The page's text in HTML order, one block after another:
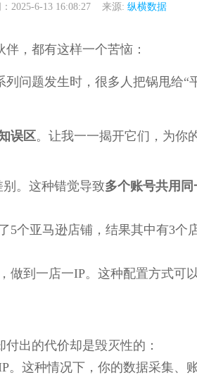
2025-6-13 16:08:27 来源: 纵横数据
伴，都有这样一个苦恼：
问题发生时，很多人把锅甩给“
误区。让我一一揭开它们，为你
。这种错觉导致多个账号共用
5个亚马逊店铺，结果其中有3个
，做到一店一IP。这种配置方式可
付出的代价却是毁灭性的：
。这种情况下，你的数据采集、